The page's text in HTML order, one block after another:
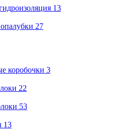
13
27
коробочки 3
22
53
13